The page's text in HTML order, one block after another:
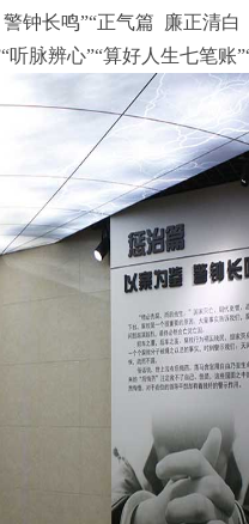
钟长鸣”“正气篇 廉正清
脉辨心”“算好人生七笔账